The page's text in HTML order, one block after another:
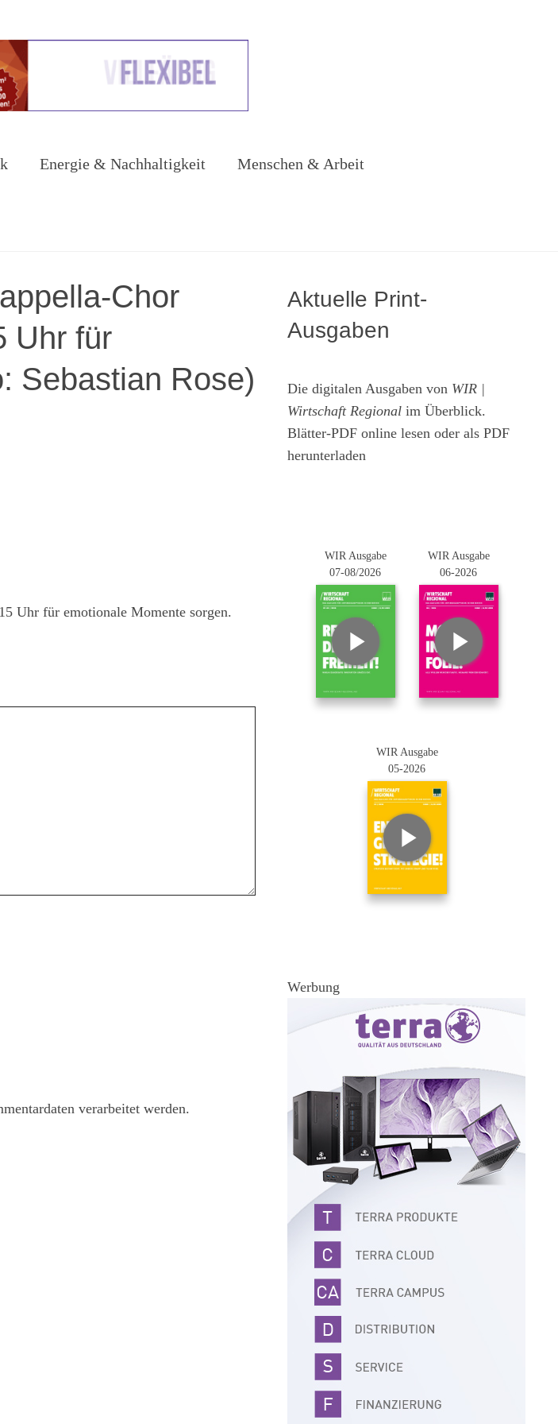
Energie & Nachhaltigkeit
Menschen & Arbeit
Chor
Uhr für
Sebastian Rose)
Uhr für emotionale Momente sorgen.
verarbeitet werden.
Aktuelle Print-
Ausgaben
Die digitalen Ausgaben von WIR |
Wirtschaft Regional im Überblick.
Blätter-PDF online lesen oder als PDF
herunterladen
WIR Ausgabe
07-08/2026
WIR Ausgabe
06-2026
WIR Ausgabe
05-2026
Werbung